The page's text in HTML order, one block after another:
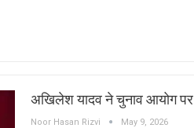
अखिलेश यादव ने चुनाव आयोग पर
Noor Hasan Rizvi May 9, 2026